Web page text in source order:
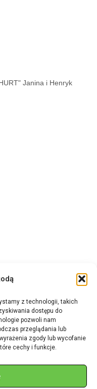
z technologii, takich
dostępu do
pozwoli nam
przeglądania lub
zgody lub wycofanie
cechy i funkcje.
Janina i Henryk